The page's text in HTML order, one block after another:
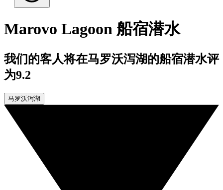
Marovo Lagoon 船宿潜水
我们的客人将在马罗沃泻湖的船宿潜水评
为9.2
马罗沃泻湖